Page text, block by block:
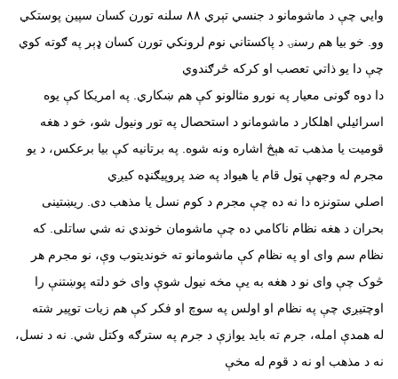
وايي چې د ماشومانو د جنسي تېري ۸۸ سلنه تورن کسان سپین پوستکي
وو. خو بیا هم رسنۍ د پاکستاني نوم لرونکي تورن کسان ډېر په ګوته کوي
چې دا یو ذاتي تعصب او کرکه څرګندوي
دا دوه ګونی معیار په نورو مثالونو کې هم ښکاري. په امریکا کې یوه
اسرائیلي اهلکار د ماشومانو د استحصال په تور ونیول شو، خو د هغه
قومیت یا مذهب ته هېڅ اشاره ونه شوه. په برتانیه کې بیا برعکس، د یو
مجرم له وجهې ټول قام یا هیواد په ضد پروپیګنډه کیږي
اصلي ستونزه دا نه ده چې مجرم د کوم نسل یا مذهب دی. ریښتینی
بحران د هغه نظام ناکامي ده چې ماشومان خوندي نه شي ساتلی. که
نظام سم وای او په نظام کې ماشومانو ته خوندیتوب وې، نو مجرم هر
څوک چې وای نو د هغه به یې مخه نیول شوې وای خو دلته پوښتنې را
اوچتیږي چې په نظام او اولس په سوچ او فکر کې هم زیات توپیر شته
له همدې امله، جرم ته باید یوازې د جرم په سترګه وکتل شي. نه د نسل،
نه د مذهب او نه د قوم له مخې